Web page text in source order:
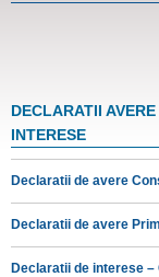
DECLARATII AVERE
INTERESE
Declaratii de avere
Declaratii de avere
Declaratii de interese –